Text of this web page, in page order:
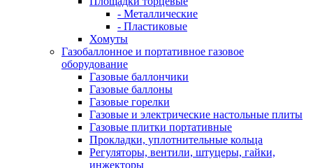
- Металлические
- Пластиковые
Хомуты
Газобаллонное и портативное газовое
оборудование
Газовые баллончики
Газовые баллоны
Газовые горелки
Газовые и электрические настольные плиты
Газовые плитки портативные
Прокладки, уплотнительные кольца
Регуляторы, вентили, штуцеры, гайки,
инжекторы